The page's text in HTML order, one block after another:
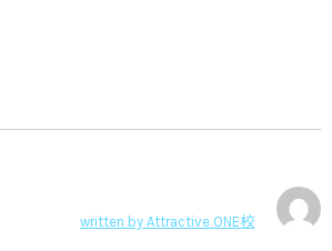
written by Attractive ONE校